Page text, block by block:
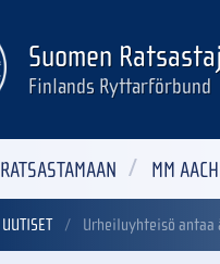
Suomen
Finlands Ryttarförbund
RATSASTAMAAN MM
UUTISET Urheiluyhteisö antaa